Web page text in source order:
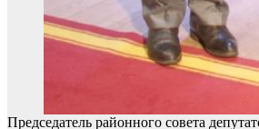
Председатель районного совета